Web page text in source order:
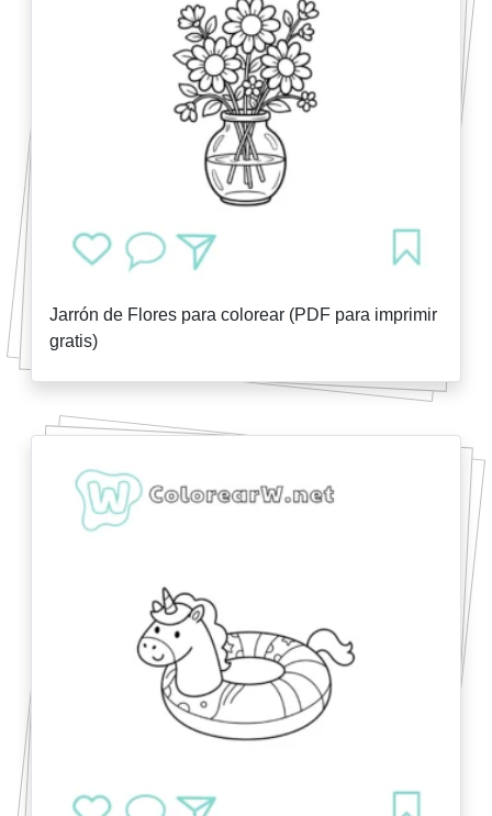
Jarrón de Flores para colorear (PDF para imprimir
gratis)